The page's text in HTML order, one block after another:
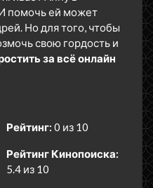
помочь ей может
Но для того, чтобы
свою гордость и
за всё онлайн
Рейтинг: 0 из 10
Рейтинг Кинопоиска:
5.4 из 10